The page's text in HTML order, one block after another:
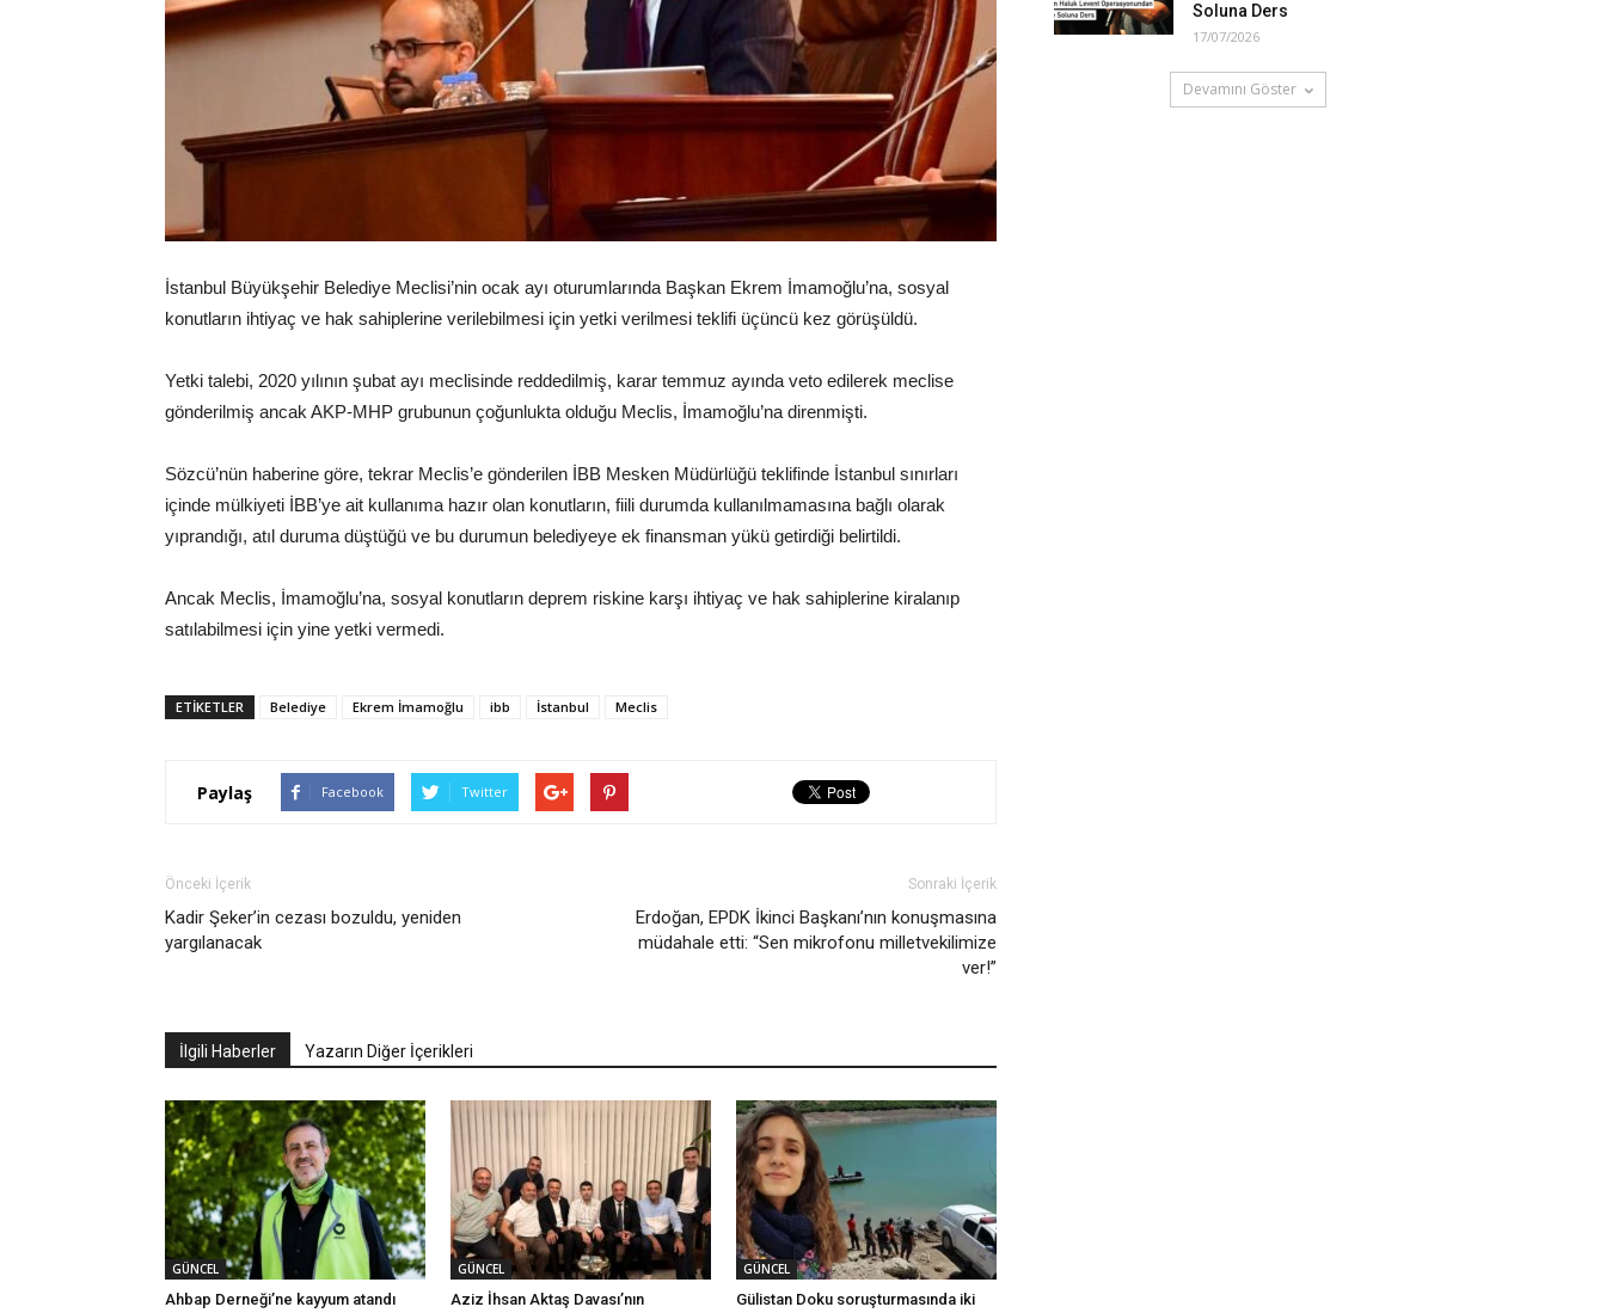
İstanbul Büyükşehir Belediye Meclisi’nin ocak ayı oturumlarında Başkan Ekrem İmamoğlu’na, sosyal
konutların ihtiyaç ve hak sahiplerine verilebilmesi için yetki verilmesi teklifi üçüncü kez görüşüldü.
Yetki talebi, 2020 yılının şubat ayı meclisinde reddedilmiş, karar temmuz ayında veto edilerek meclise
gönderilmiş ancak AKP-MHP grubunun çoğunlukta olduğu Meclis, İmamoğlu’na direnmişti.
Sözcü’nün haberine göre, tekrar Meclis’e gönderilen İBB Mesken Müdürlüğü teklifinde İstanbul sınırları
içinde mülkiyeti İBB’ye ait kullanıma hazır olan konutların, fiili durumda kullanılmamasına bağlı olarak
yıprandığı, atıl duruma düştüğü ve bu durumun belediyeye ek finansman yükü getirdiği belirtildi.
Ancak Meclis, İmamoğlu’na, sosyal konutların deprem riskine karşı ihtiyaç ve hak sahiplerine kiralanıp
satılabilmesi için yine yetki vermedi.
ETIKETLER Belediye Ekrem İmamoğlu ibb İstanbul Meclis
Paylaş Facebook Twitter
Önceki İçerik
Kadir Şeker’in cezası bozuldu, yeniden
yargılanacak
Sonraki İçerik
Erdoğan, EPDK İkinci Başkanı’nın konuşmasına
müdahale etti: “Sen mikrofonu milletvekilimize
ver!”
İlgili Haberler Yazarın Diğer İçerikleri
GÜNCEL
Ahbap Derneği’ne kayyum atandı
GÜNCEL
Aziz İhsan Aktaş Davası’nın
GÜNCEL
Gülistan Doku soruşturmasında iki
Soluna Ders
17/07/2026
Devamını Göster